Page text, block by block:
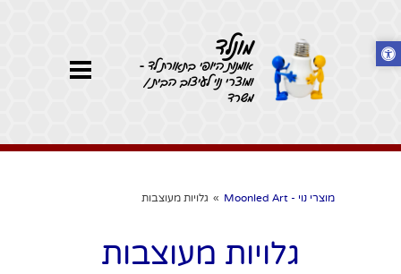
מונלד
אומנות היופי בתאורת לד -
ומוצרי נוי לעיצוב הבית /
משרד
מוצרי נוי - Moonled Art » גלויות מעוצבות
גלויות מעוצבות